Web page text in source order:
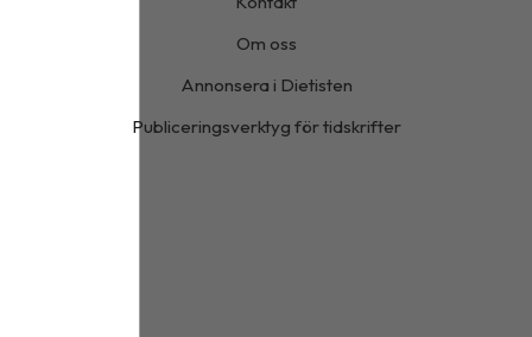
Om oss
Annonsera i Dietisten
Publiceringsverktyg för tidskrifter